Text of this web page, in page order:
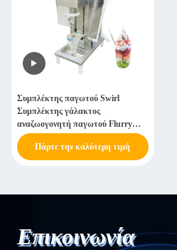
Συμπλέκτης παγωτού Swirl
Συμπλέκτης γάλακτος
αναζωογονητή παγωτού Flurry
Maker παγωτό Swirl μηχανή
Πάρτε την καλύτερη τιμή
Επικοινωνία